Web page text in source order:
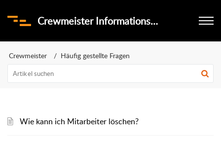
Crewmeister Informationsportal
Crewmeister Häufig gestellte Fragen
Wie kann ich Mitarbeiter löschen?